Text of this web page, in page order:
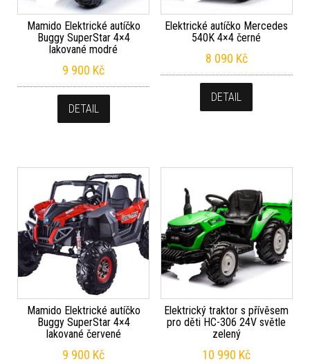
Mamido Elektrické autíčko
Buggy SuperStar 4×4
lakované modré
9 900 Kč
DETAIL
Elektrické autíčko Mercedes
540K 4×4 černé
8 090 Kč
DETAIL
Mamido Elektrické autíčko
Buggy SuperStar 4×4
lakované červené
9 900 Kč
Elektrický traktor s přívěsem
pro děti HC-306 24V světle
zelený
10 990 Kč